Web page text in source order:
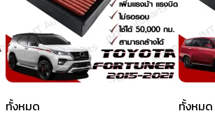
ทั้งหมด
ทั้งหมด